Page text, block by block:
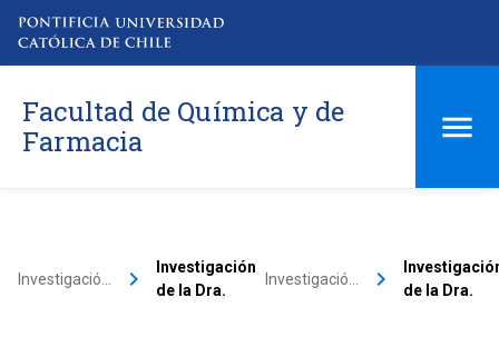
Facultad de Química y de
Farmacia
Investigació… keyboard_arrow_right
Investigación
de la Dra.
Investigació… keyboard_arrow_right
de la Dra.